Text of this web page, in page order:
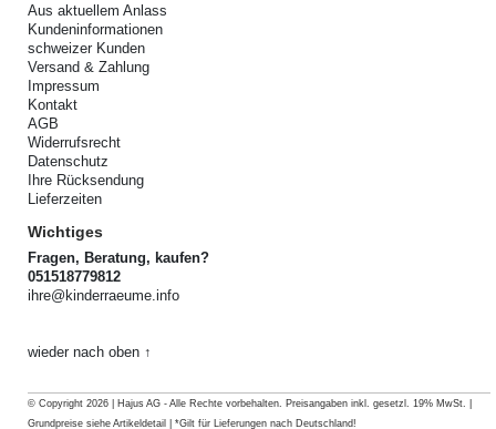
Aus aktuellem Anlass
Kundeninformationen
schweizer Kunden
Versand & Zahlung
Impressum
Kontakt
AGB
Widerrufsrecht
Datenschutz
Ihre Rücksendung
Lieferzeiten
Wichtiges
Fragen, Beratung, kaufen?
051518779812
ihre@kinderraeume.info
wieder nach oben ↑
© Copyright 2026 | Hajus AG - Alle Rechte vorbehalten. Preisangaben inkl. gesetzl. 19% MwSt. |
Grundpreise siehe Artikeldetail | *Gilt für Lieferungen nach Deutschland!